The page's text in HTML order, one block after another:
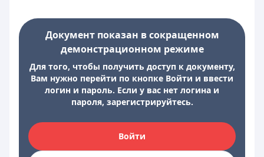
Документ показан в сокращенном
демонстрационном режиме
Для того, чтобы получить доступ к документу,
Вам нужно перейти по кнопке Войти и ввести
логин и пароль. Если у вас нет логина и
пароля, зарегистрируйтесь.
Войти